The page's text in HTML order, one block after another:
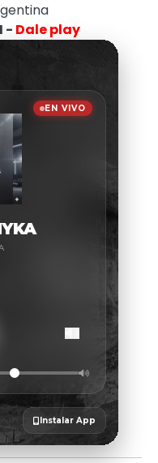
- Dale play